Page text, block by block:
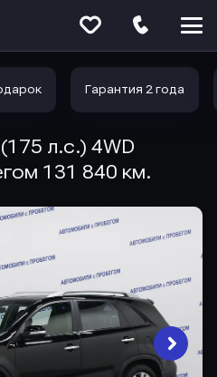
Гарантия 2 года
л.с.) 4WD
131 840 км.